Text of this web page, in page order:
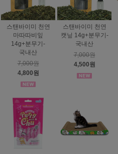
스탠바이미 천연
마따따비잎
14g+분무기-
국내산
7,000원
4,800원
스탠바이미 천연
캣닢 14g+분무기-
국내산
7,000원
4,500원